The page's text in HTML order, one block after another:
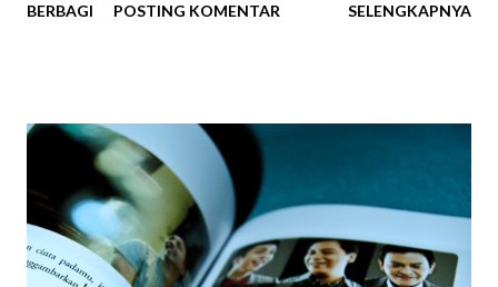
sembunyi membuang makanan yang tak habis dimakan, ikut
putu. Dulu saya sangat suka meminta jajan kue putu. Pasti
banyak yang tahu seperti apa kue putu itu. Kue tradisional
terbuat dari beras dengan isian gula merah yang dibuat
dengan cara dipanaskan menggunakan uap panas, disajikan
dengan parutan kelapa dan kadang ditaburi gula pasir. Dulu
BERBAGI POSTING KOMENTAR SELENGKAPNYA